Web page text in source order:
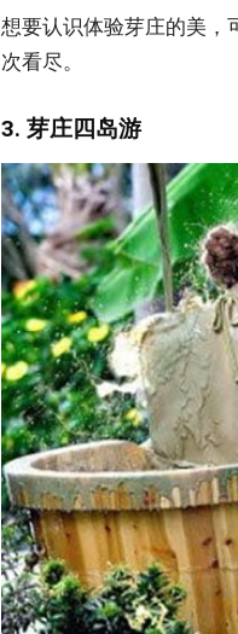
想要认识体验芽庄的美，
次看尽。
3. 芽庄四岛游